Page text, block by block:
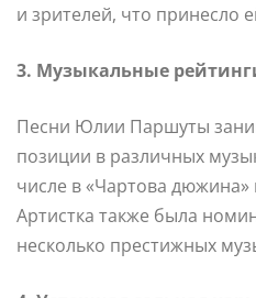
и зрителей, что принесло
3. Музыкальные
Песни Юлии Паршуты
позиции в различных
числе в «Чартова дюжина»
Артистка также была
несколько престижных